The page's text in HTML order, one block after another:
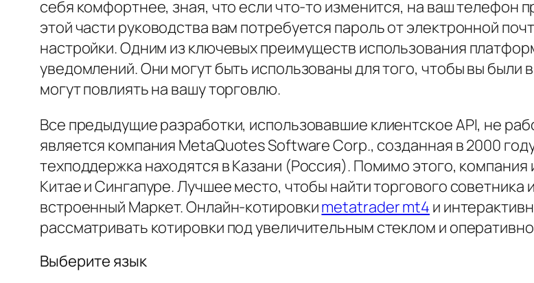
себя комфортнее, зная, что если что-то изменится, на ваш телефон
этой части руководства вам потребуется пароль от электронной
настройки. Одним из ключевых преимуществ использования
уведомлений. Они могут быть использованы для того, чтобы вы
могут повлиять на вашу торговлю.
Все предыдущие разработки, использовавшие клиентское API, не
является компания MetaQuotes Software Corp., созданная в 2000
техподдержка находятся в Казани (Россия). Помимо этого, компания
Китае и Сингапуре. Лучшее место, чтобы найти торгового
встроенный Маркет. Онлайн-котировкиmetatrader mt4 и
рассматривать котировки под увеличительным стеклом и
Выберите язык